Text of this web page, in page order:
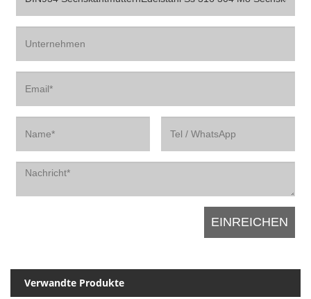
Verwandte Produkte